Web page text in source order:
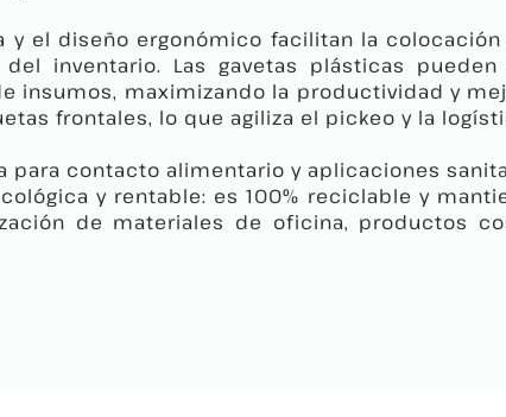
y el diseño ergonómico facilitan la
inventario. Las gavetas plásticas
insumos, maximizando la productividad y
frontales, lo que agiliza el pickeo y la
para contacto alimentario y aplicaciones
y rentable: es 100% reciclable y
de materiales de oficina, productos